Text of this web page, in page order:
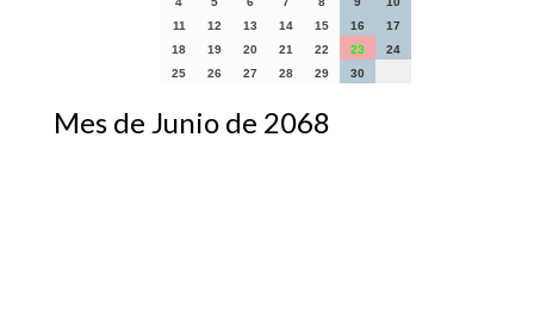
11
12 13 14 15 16
17
18
19 20 21 22 23
24
25
26 27 28 29 30
Mes de Junio de 2068